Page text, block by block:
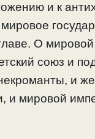
и к
О
союз и
и
и мировой